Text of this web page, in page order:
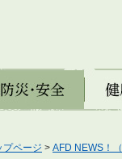
安全 健康・
プページ > AFD NEWS！